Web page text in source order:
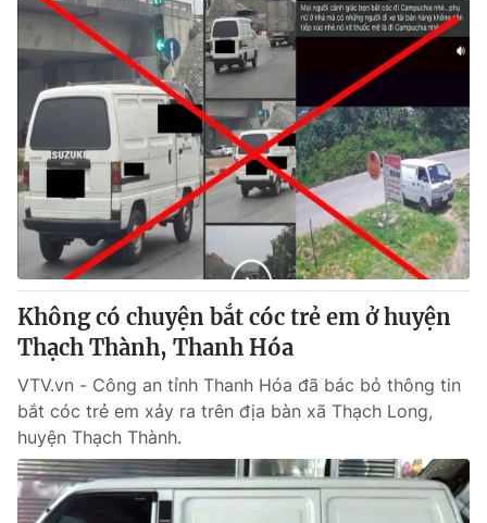
Không có chuyện bắt cóc trẻ em ở huyện
Thạch Thành, Thanh Hóa
VTV.vn - Công an tỉnh Thanh Hóa đã bác bỏ thông tin
bắt cóc trẻ em xảy ra trên địa bàn xã Thạch Long,
huyện Thạch Thành.